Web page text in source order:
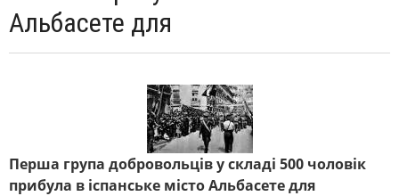
Альбасете для
Перша група добровольців у складі 500 чоловік
прибула в іспанське місто Альбасете для